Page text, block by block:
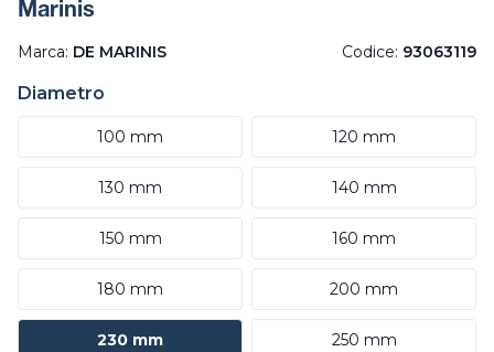
Marinis
Marca: DE MARINIS Codice: 93063119
Diametro
100 mm 120 mm
130 mm 140 mm
150 mm 160 mm
180 mm 200 mm
230 mm 250 mm